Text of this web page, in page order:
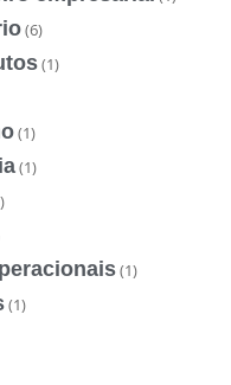
(6)
(1)
(1)
(1)
(1)
(1)